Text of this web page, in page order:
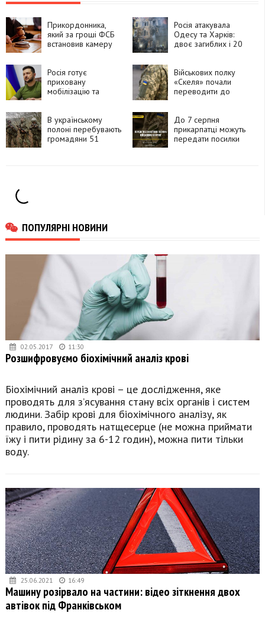
Прикордонника,
який за гроші ФСБ
встановив камеру
15 років
Росія атакувала
Одесу та Харків:
двоє загиблих і 20
Росія готує
приховану
мобілізацію та
із КНДР, —
Володимир
Зеленський
Військових полку
«Скеля» почали
переводити до
В українському
полоні перебувають
громадяни 51
До 7 серпня
прикарпатці можуть
передати посилки
ПОПУЛЯРНІ НОВИНИ
02.05.2017 11:30
Розшифровуємо біохімічний аналіз крові
Біохімічний аналіз крові – це дослідження, яке
проводять для з’ясування стану всіх органів і систем
людини. Забір крові для біохімічного аналізу, як
правило, проводять натщесерце (не можна приймати
їжу і пити рідину за 6-12 годин), можна пити тільки
воду.
25.06.2021 16:49
Машину розірвало на частини: відео зіткнення двох
автівок під Франківськом